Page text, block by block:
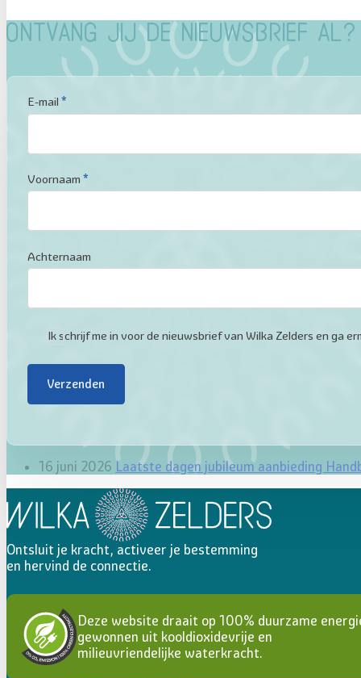
Ontvang jij de nieuwsbrief al?
Sectie
E-mail *
Voornaam *
Achternaam
Ik schrijf me in voor de nieuwsbrief van Wilka Zelders en ga
Verzenden
16 juni 2026 Laatste dagen jubileum aanbieding
Ontsluit je kracht, activeer je bestemming
en hervind de connectie.
Deze website draait op 100% duurzame
gewonnen uit kooldioxidevrije en
milieuvriendelijke waterkracht.